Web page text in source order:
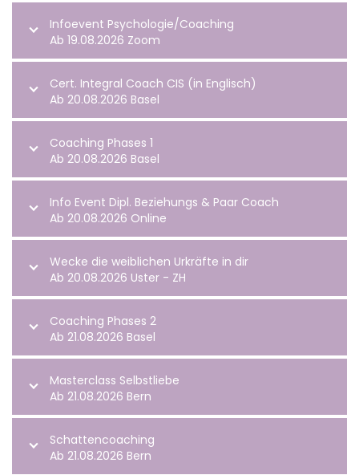
Infoevent Psychologie/Coaching
Ab 19.08.2026 Zoom
Cert. Integral Coach CIS (in Englisch)
Ab 20.08.2026 Basel
Coaching Phases 1
Ab 20.08.2026 Basel
Info Event Dipl. Beziehungs & Paar Coach
Ab 20.08.2026 Online
Wecke die weiblichen Urkräfte in dir
Ab 20.08.2026 Uster - ZH
Coaching Phases 2
Ab 21.08.2026 Basel
Masterclass Selbstliebe
Ab 21.08.2026 Bern
Schattencoaching
Ab 21.08.2026 Bern